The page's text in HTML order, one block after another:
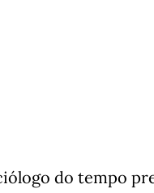
do tempo